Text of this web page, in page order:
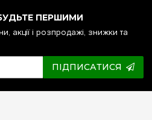
ПЕРШИМИ
акції і розпродажі, знижки та
ПІДПИСАТИСЯ